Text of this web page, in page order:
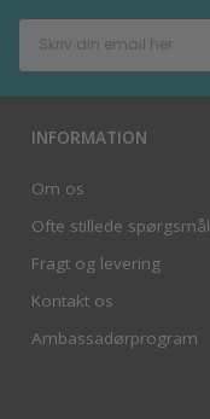
INFORMATION
Om os
Ofte stillede spørgsmål
Fragt og levering
Kontakt os
Ambassadørprogram